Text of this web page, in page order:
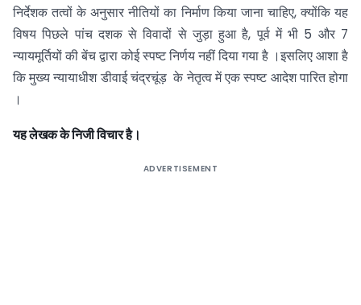
निर्देशक तत्वों के अनुसार नीतियों का निर्माण किया जाना चाहिए, क्योंकि यह
विषय पिछले पांच दशक से विवादों से जुड़ा हुआ है, पूर्व में भी 5 और 7
न्यायमूर्तियों की बेंच द्वारा कोई स्पष्ट निर्णय नहीं दिया गया है ।इसलिए आशा है
कि मुख्य न्यायाधीश डीवाई चंद्रचूंड़ के नेतृत्व में एक स्पष्ट आदेश पारित होगा
।
यह लेखक के निजी विचार है।
ADVERTISEMENT